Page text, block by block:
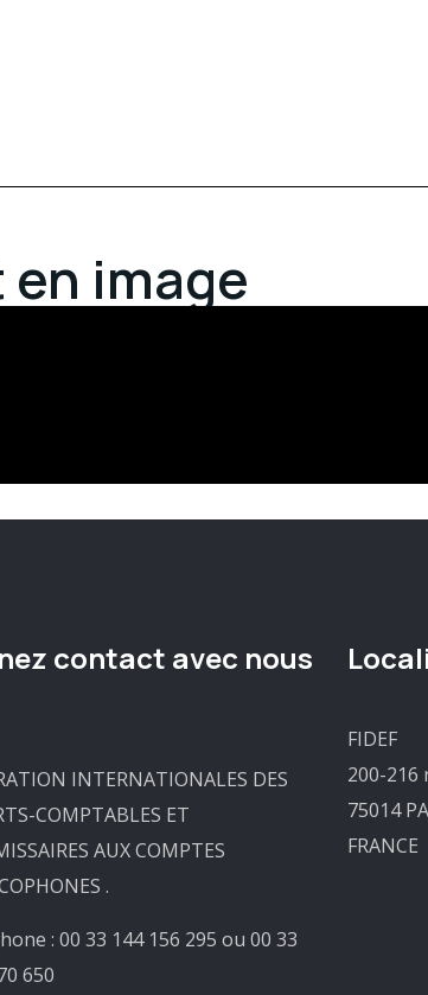
image
contact avec nous
INTERNATIONALES DES
COMPTABLES ET
AUX COMPTES
.
: 00 33 144 156 295 ou 00 33
650
FIDEF
200-216
75014
FRANCE